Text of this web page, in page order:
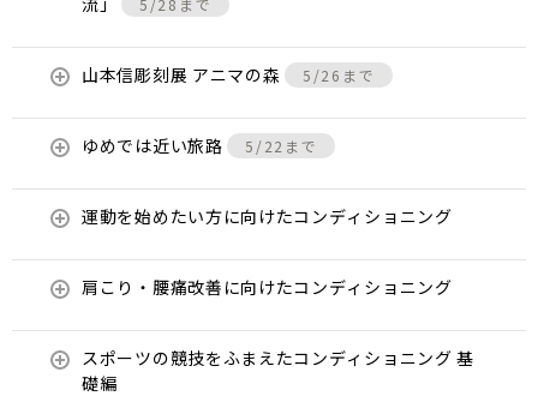
山本信彫刻展 アニマの森 5/26まで
ゆめでは近い旅路 5/22まで
運動を始めたい方に向けたコンディショニング
肩こり・腰痛改善に向けたコンディショニング
スポーツの競技をふまえたコンディショニング 基
礎編